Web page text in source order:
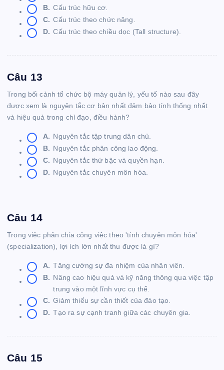
B. Cấu trúc hữu cơ.
C. Cấu trúc theo chức năng.
D. Cấu trúc theo chiều dọc (Tall structure).
Câu 13
Trong bối cảnh tổ chức bộ máy quản lý, yếu tố nào sau đây
được xem là nguyên tắc cơ bản nhất đảm bảo tính thống nhất
và hiệu quả trong chỉ đạo, điều hành?
A. Nguyên tắc tập trung dân chủ.
B. Nguyên tắc phân công lao động.
C. Nguyên tắc thứ bậc và quyền hạn.
D. Nguyên tắc chuyên môn hóa.
Câu 14
Trong việc phân chia công việc theo 'tính chuyên môn hóa'
(specialization), lợi ích lớn nhất thu được là gì?
A. Tăng cường sự đa nhiệm của nhân viên.
B. Nâng cao hiệu quả và kỹ năng thông qua việc tập
trung vào một lĩnh vực cụ thể.
C. Giảm thiểu sự cần thiết của đào tạo.
D. Tạo ra sự cạnh tranh giữa các chuyên gia.
Câu 15